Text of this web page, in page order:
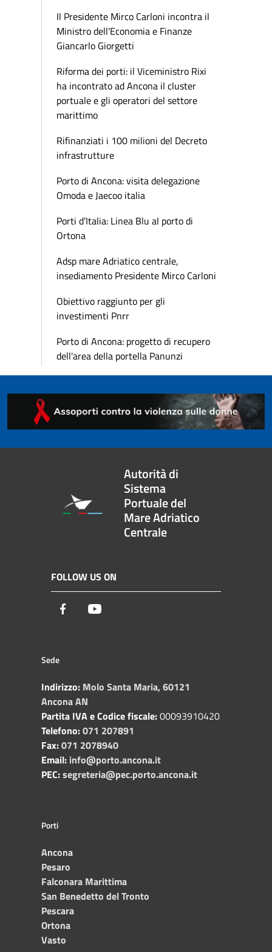
Il Presidente Mirco Carloni incontra il
Ministro dell'Economia e Finanze
Giancarlo Giorgetti
Riforma dei porti: il Viceministro Rixi
ha incontrato ad Ancona il cluster
portuale e gli operatori del settore
marittimo
Rifinanziati i 100 milioni del Decreto
infrastrutture
Porto di Ancona: visita delegazione
Omoda e Jaecoo italia
Porti d’Italia: Linea Blu al porto di
Ortona
Adsp mare Adriatico centrale,
insediamento Presidente Mirco Carloni
Obiettivo raggiunto per gli
investimenti Pnrr
Porto di Ancona: progetto di recupero
dell'area della portella Panunzi
Autorità di
Sistema
Portuale del
Mare Adriatico
Centrale
FOLLOW US ON
Facebook
Sede
Indirizzo: Molo Santa Maria, 60121
Ancona AN
Partita IVA e Codice fiscale:00093910420
Telefono:071 207891
Fax:071 2078940
Email: info@porto.ancona.it
PEC:segreteria@pec.porto.ancona.it
Porti
Ancona
Pesaro
Falconara Marittima
San Benedetto del Tronto
Pescara
Ortona
Vasto